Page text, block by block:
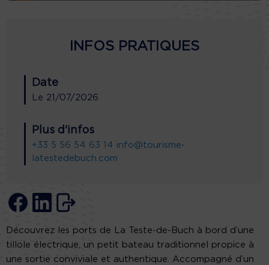
INFOS PRATIQUES
Date
Le 21/07/2026
Plus d'infos
+33 5 56 54 63 14 info@tourisme-
latestedebuch.com
Découvrez les ports de La Teste-de-Buch à bord d’une
tillole électrique, un petit bateau traditionnel propice à
une sortie conviviale et authentique. Accompagné d’un